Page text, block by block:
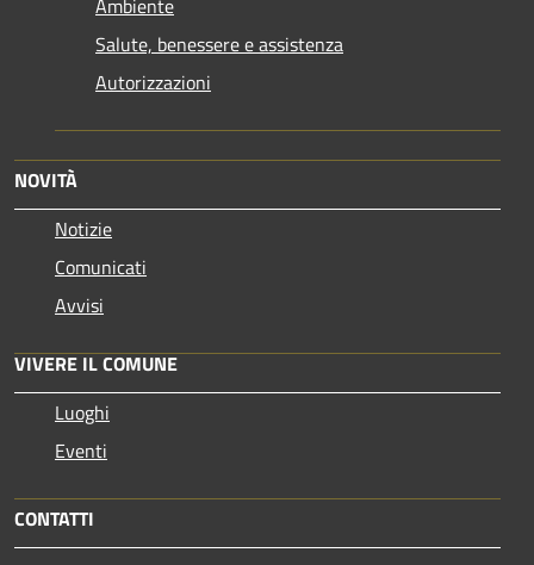
Salute, benessere e assistenza
Autorizzazioni
NOVITÀ
Notizie
Comunicati
Avvisi
VIVERE IL COMUNE
Luoghi
Eventi
CONTATTI